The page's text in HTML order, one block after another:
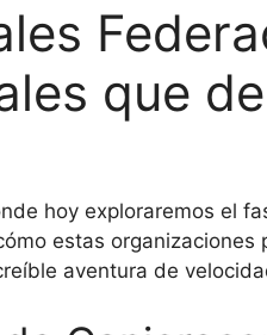
que
hoy exploraremos el
estas
aventura de